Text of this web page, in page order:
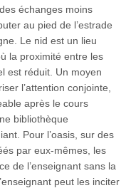
échanges moins
au pied de l’estrade
Le nid est un lieu
la proximité entre les
est réduit. Un moyen
l’attention conjointe,
après le cours
bibliothèque
Pour l’oasis, sur des
par eux-mêmes, les
de l’enseignant sans la
peut les inciter